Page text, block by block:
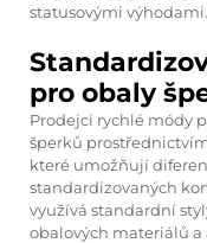
statusovými výhodami.
pro obaly
Prodejci rychlé módy
šperků
které umožňují
standardizovaných
využívá standardní
obalových materiálů a